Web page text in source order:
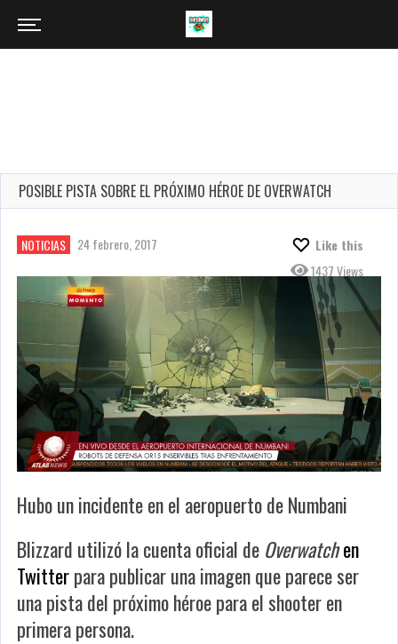
POSIBLE PISTA SOBRE EL PRÓXIMO HÉROE DE OVERWATCH
NOTICIAS 24 febrero, 2017
Like this
1437 Views
Hubo un incidente en el aeropuerto de Numbani
Blizzard utilizó la cuenta oficial de Overwatchen
Twitterpara publicar una imagen que parece ser
una pista del próximo héroe para el shooter en
primera persona.